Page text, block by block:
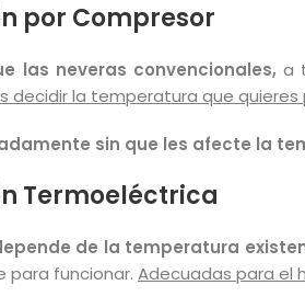
por Compresor
las neveras convencionales, a
decidir la temperatura que quieres
sin que les afecte la
Termoeléctrica
de la temperatura
para funcionar. Adecuadas para el